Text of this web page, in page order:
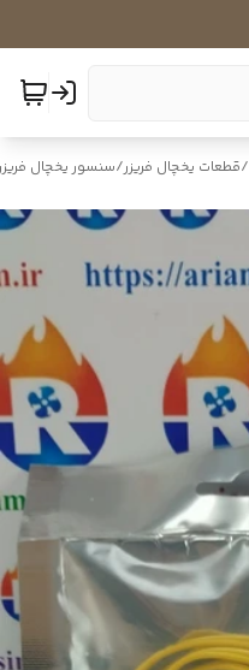
/قطعات یخچال فریزر/سنسور یخچال